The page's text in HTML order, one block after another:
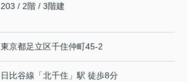
203 / 2階 / 3階建
東京都足立区千住仲町45-2
日比谷線 「北千住 」駅 徒歩8分